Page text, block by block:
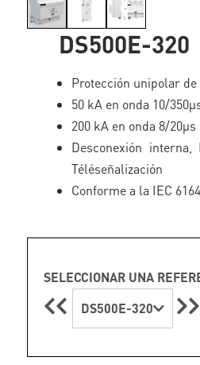
DS500E-320
Protección unipolar de
50 kA en onda 10/
200 kA en onda 8/20µs
Desconexión
Téléseñalización
Conforme a la IEC
SELECCIONAR UNA
DS500E-320